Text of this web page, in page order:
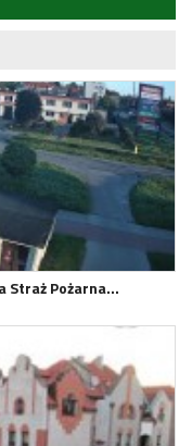
Straż Pożarna…